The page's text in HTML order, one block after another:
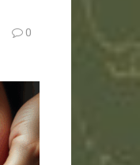
0